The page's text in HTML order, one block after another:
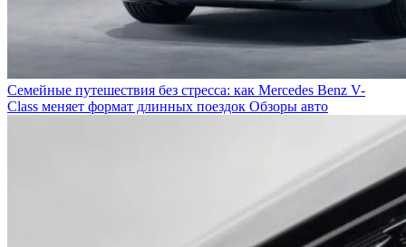
Семейные путешествия без стресса: как Mercedes Benz V-
Class меняет формат длинных поездок Обзоры авто